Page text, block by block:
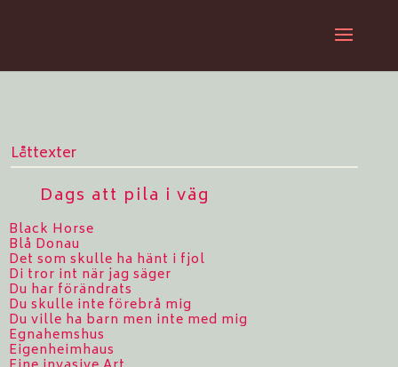
Låttexter
Dags att pila i väg
Black Horse
Blå Donau
Det som skulle ha hänt i fjol
Di tror int när jag säger
Du har förändrats
Du skulle inte förebrå mig
Du ville ha barn men inte med mig
Egnahemshus
Eigenheimhaus